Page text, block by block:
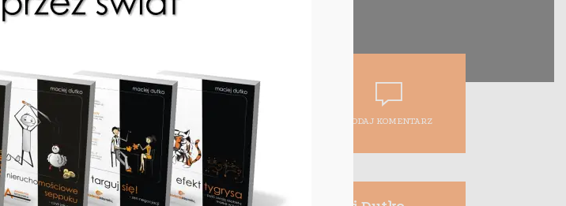
DODAJ KOMENTARZ
WYKOP